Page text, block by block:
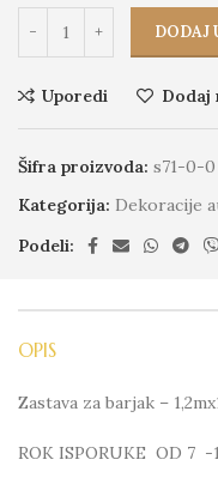
DODAJ
Uporedi Dodaj
Šifra proizvoda: s71-0-0
Kategorija: Dekoracije
Podeli:
OPIS
Zastava za barjak –
ROK ISPORUKE OD 7 -